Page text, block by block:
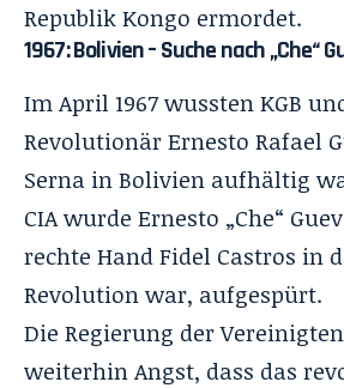
Republik Kongo ermordet.
1967: Bolivien – Suche nach „Che“
Im April 1967 wussten KGB
Revolutionär Ernesto Rafael
Serna in Bolivien aufhältig
CIAwurde Ernesto „Che“
rechte Hand Fidel Castros in
Revolution war, aufgespürt.
Die Regierung der
weiterhin Angst, dass das